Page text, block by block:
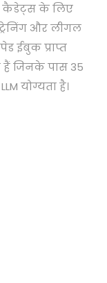
कैडेट्स के लिए
और लीगल
ईबुक प्राप्त
जिनके पास 35
योग्यता है।